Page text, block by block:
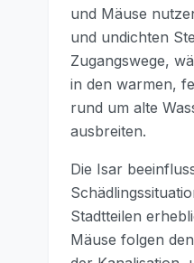
und Mäuse
und undichten
Zugangswege,
in den warmen,
rund um alte
ausbreiten.
Die Isar
Stadtteilen
Mäuse folgen